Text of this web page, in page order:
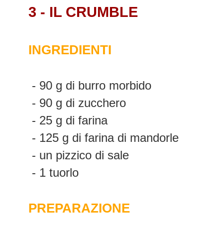
3 - IL CRUMBLE
INGREDIENTI
- 90 g di burro morbido
- 90 g di zucchero
- 25 g di farina
- 125 g di farina di mandorle
- un pizzico di sale
- 1 tuorlo
PREPARAZIONE